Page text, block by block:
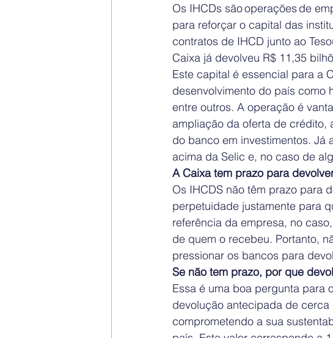
Os IHCDs são operações de
para reforçar o capital das
contratos de IHCD junto ao
Caixa já devolveu R$ 11,35
Este capital é essencial para a
desenvolvimento do país como
entre outros. A operação é
ampliação da oferta de crédito,
do banco em investimentos. Já
acima da Selic e, no caso de
A Caixa tem prazo para
Os IHCDS não têm prazo para
perpetuidade justamente para
referência da empresa, no
de quem o recebeu. Portanto,
pressionar os bancos para
Se não tem prazo, por que
Essa é uma boa pergunta para
devolução antecipada de
comprometendo a sua